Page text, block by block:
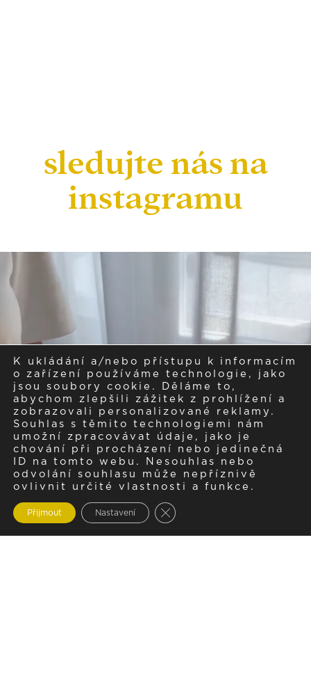
sledujte nás na
instagramu
K ukládání a/nebo přístupu k informacím
o zařízení používáme technologie, jako
jsou soubory cookie. Děláme to,
abychom zlepšili zážitek z prohlížení a
zobrazovali personalizované reklamy.
Souhlas s těmito technologiemi nám
umožní zpracovávat údaje, jako je
chování při procházení nebo jedinečná
ID na tomto webu. Nesouhlas nebo
odvolání souhlasu může nepříznivě
ovlivnit určité vlastnosti a funkce.
Přijmout Nastavení Zavřít cookie lištu GDPR